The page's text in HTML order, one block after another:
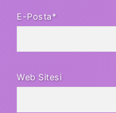
E-Posta*
Web Sitesi